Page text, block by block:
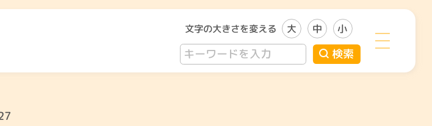
文字の大きさを変える 大 中 小
検索